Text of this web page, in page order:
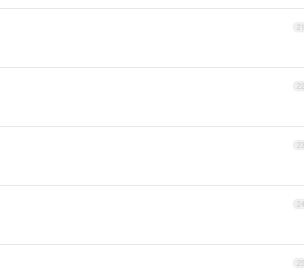
21
22
23
24
25